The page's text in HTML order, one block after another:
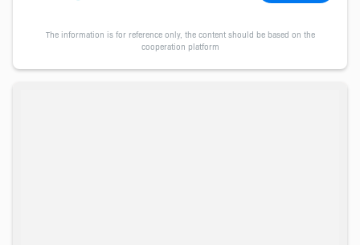
The information is for reference only, the content should be based on the
cooperation platform